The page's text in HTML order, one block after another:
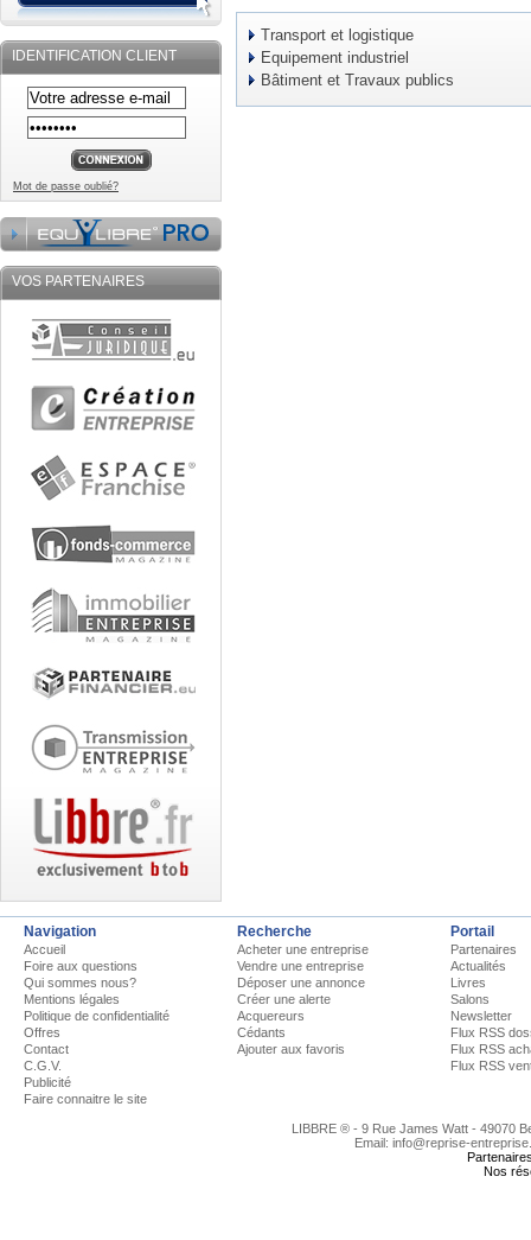
IDENTIFICATION CLIENT
Mot de passe oublié?
VOS PARTENAIRES
Transport et logistique
Equipement industriel
Bâtiment et Travaux publics
Navigation
Accueil
Foire aux questions
Qui sommes nous?
Mentions légales
Politique de confidentialité
Offres
Contact
C.G.V.
Publicité
Faire connaitre le site
Recherche
Acheter une entreprise
Vendre une entreprise
Déposer une annonce
Créer une alerte
Acquereurs
Cédants
Ajouter aux favoris
Portail
Partenaires
Actualités
Livres
Salons
Newsletter
Flux RSS
Flux RSS
Flux RSS
LIBBRE ® - 9 Rue James Watt - 49070
Email: info@reprise-
Nos